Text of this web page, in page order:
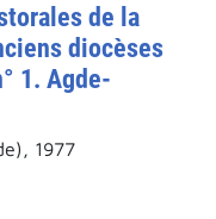
de la
diocèses
1. Agde-
1977